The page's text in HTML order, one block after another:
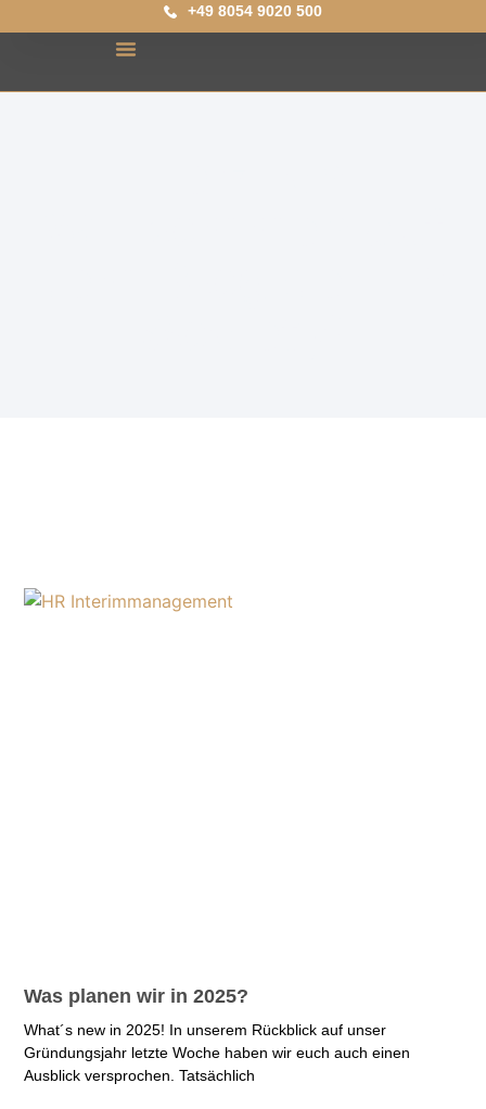
+49 8054 9020 500
Was planen wir in 2025?
What´s new in 2025! In unserem Rückblick auf unser
Gründungsjahr letzte Woche haben wir euch auch einen
Ausblick versprochen. Tatsächlich